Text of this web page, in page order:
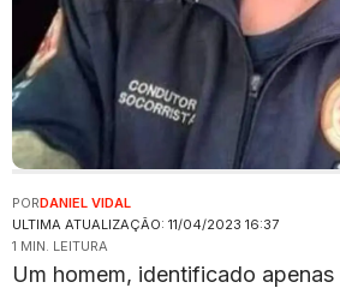
ULTIMA ATUALIZAÇÃO: 11/04/2023 16:37
PORDANIEL VIDAL
1 MIN. LEITURA
Um homem, identificado